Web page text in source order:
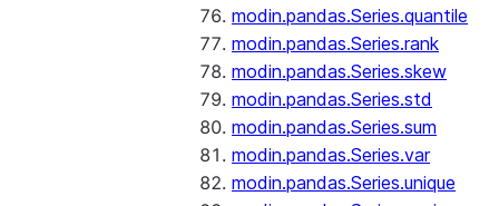
modin.pandas.Series.quantile
modin.pandas.Series.rank
modin.pandas.Series.skew
modin.pandas.Series.std
modin.pandas.Series.sum
modin.pandas.Series.var
modin.pandas.Series.unique